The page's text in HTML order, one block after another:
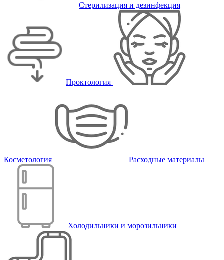
Стерилизация и дезинфекция
Проктология
Косметология Расходные материалы
Холодильники и морозильники